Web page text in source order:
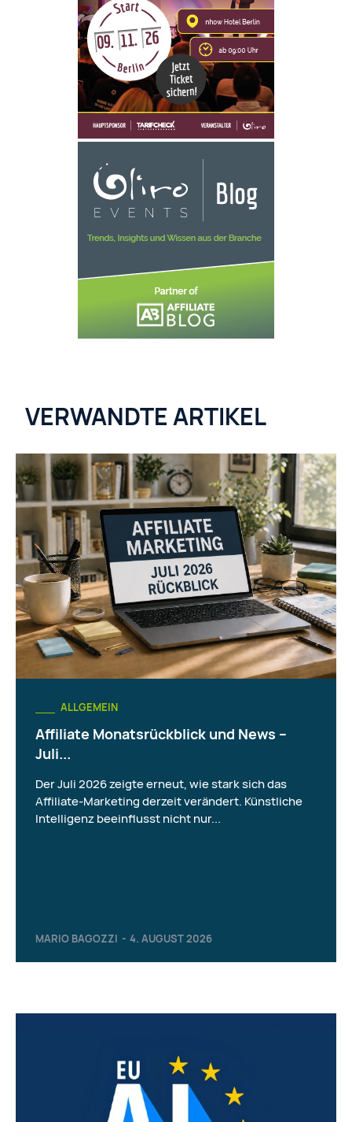
VERWANDTE ARTIKEL
ALLGEMEIN
Affiliate Monatsrückblick und News –
Juli...
MARIO BAGOZZI - 4. AUGUST 2026
Der Juli 2026 zeigte erneut, wie stark sich das
Affiliate-Marketing derzeit verändert. Künstliche
Intelligenz beeinflusst nicht nur...